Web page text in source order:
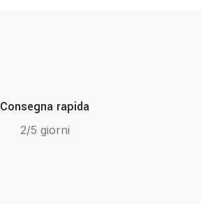
Consegna rapida
2/5 giorni